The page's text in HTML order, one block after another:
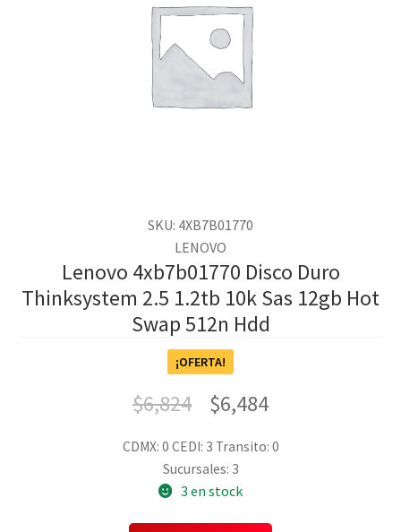
SKU: 4XB7B01770
LENOVO
Lenovo 4xb7b01770 Disco Duro
Thinksystem 2.5 1.2tb 10k Sas 12gb Hot
Swap 512n Hdd
¡OFERTA!
$6,824 $6,484
CDMX: 0 CEDI: 3 Transito: 0
Sucursales: 3
3 en stock